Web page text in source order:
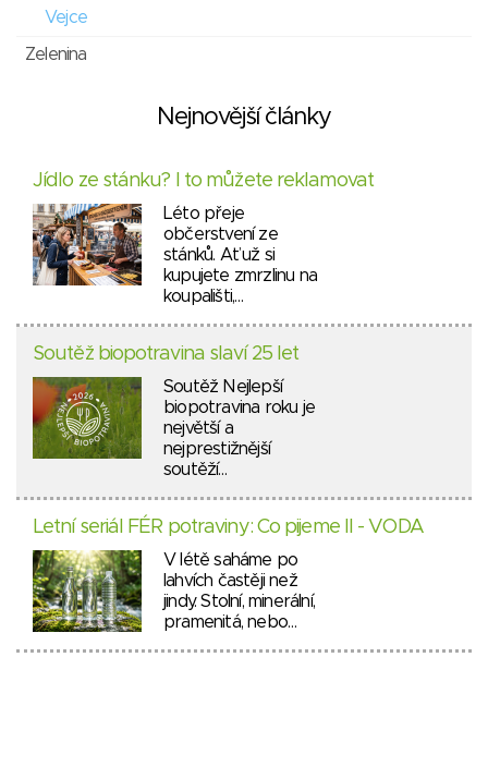
Vejce
Zelenina
Nejnovější články
Jídlo ze stánku? I to můžete reklamovat
Léto přeje
občerstvení ze
stánků. Ať už si
kupujete zmrzlinu na
koupališti,…
Soutěž biopotravina slaví 25 let
Soutěž Nejlepší
biopotravina roku je
největší a
nejprestižnější
soutěží…
Letní seriál FÉR potraviny: Co pijeme II - VODA
V létě saháme po
lahvích častěji než
jindy. Stolní, minerální,
pramenitá, nebo…